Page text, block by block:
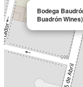
Bodega
Buadrón Wines)